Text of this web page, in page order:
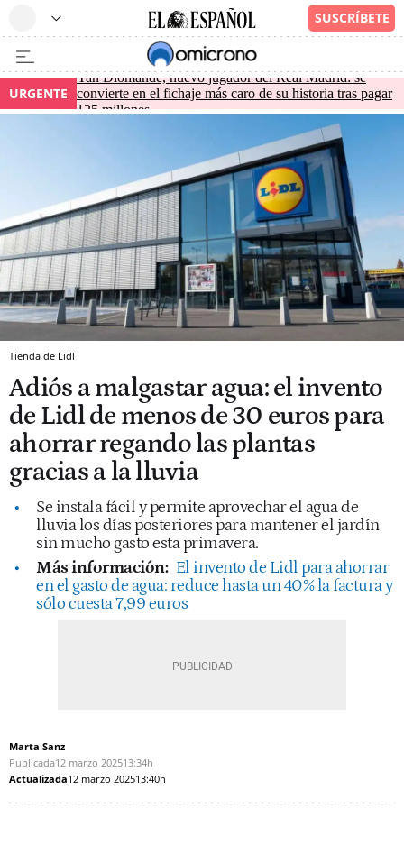
URGENTE
Yan Diomande, nuevo jugador del Real Madrid: se
convierte en el fichaje más caro de su historia tras pagar
125 millones
Tienda de Lidl
Adiós a malgastar agua: el invento
de Lidl de menos de 30 euros para
ahorrar regando las plantas
gracias a la lluvia
Se instala fácil y permite aprovechar el agua de
lluvia los días posteriores para mantener el jardín
sin mucho gasto esta primavera.
Más información: El invento de Lidl para ahorrar
en el gasto de agua: reduce hasta un 40% la factura y
sólo cuesta 7,99 euros
Marta Sanz
Publicada12 marzo 202513:34h
Actualizada12 marzo 202513:40h